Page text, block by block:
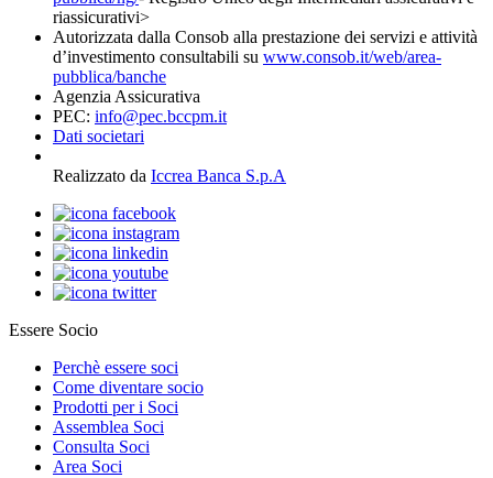
riassicurativi>
Autorizzata dalla Consob alla prestazione dei servizi e attività
d’investimento consultabili su www.consob.it/web/area-
pubblica/banche
Agenzia Assicurativa
PEC: info@pec.bccpm.it
Dati societari
Realizzato da Iccrea Banca S.p.A
Essere Socio
Perchè essere soci
Come diventare socio
Prodotti per i Soci
Assemblea Soci
Consulta Soci
Area Soci